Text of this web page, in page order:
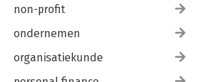
non-profit
ondernemen
organisatiekunde